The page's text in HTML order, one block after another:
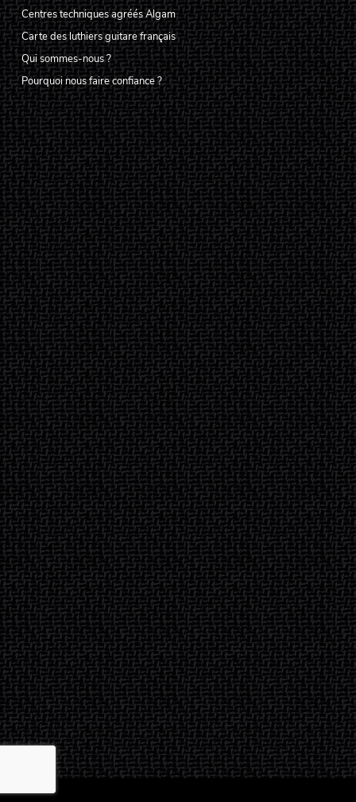
Centres techniques agréés Algam
Carte des luthiers guitare français
Qui sommes-nous ?
Pourquoi nous faire confiance ?